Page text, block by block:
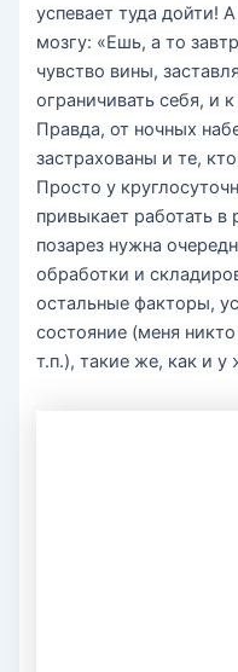
успевает туда дойти!
мозгу: «Ешь, а то
чувство вины,
ограничивать себя, и
Правда, от ночных
застрахованы и те,
Просто у
привыкает работать
позарез нужна
обработки и
остальные факторы,
состояние (меня
т.п.), такие же, как и у